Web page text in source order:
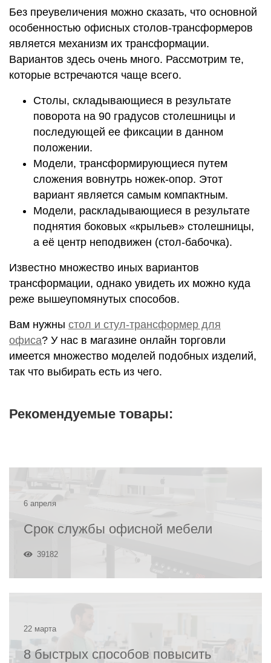
Без преувеличения можно сказать, что основной
особенностью офисных столов-трансформеров
является механизм их трансформации.
Вариантов здесь очень много. Рассмотрим те,
которые встречаются чаще всего.
Столы, складывающиеся в результате
поворота на 90 градусов столешницы и
последующей ее фиксации в данном
положении.
Модели, трансформирующиеся путем
сложения вовнутрь ножек-опор. Этот
вариант является самым компактным.
Модели, раскладывающиеся в результате
поднятия боковых «крыльев» столешницы,
а её центр неподвижен (стол-бабочка).
Известно множество иных вариантов
трансформации, однако увидеть их можно куда
реже вышеупомянутых способов.
Вам нужны стол и стул-трансформер для
офиса? У нас в магазине онлайн торговли
имеется множество моделей подобных изделий,
так что выбирать есть из чего.
Рекомендуемые товары:
6 апреля
Срок службы офисной мебели
39182
22 марта
8 быстрых способов повысить